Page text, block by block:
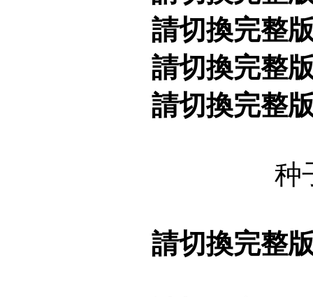
請切換完整
請切換完整
請切換完整
种
請切換完整